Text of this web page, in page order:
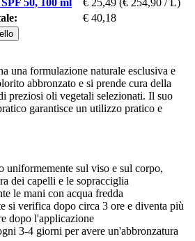
€ 40,18
una formulazione naturale esclusiva e
abbronzato e si prende cura della
preziosi oli vegetali selezionati. Il suo
garantisce un utilizzo pratico e
uniformemente sul viso e sul corpo,
dei capelli e le sopracciglia
le mani con acqua fredda
si verifica dopo circa 3 ore e diventa più
dopo l'applicazione
3-4 giorni per avere un'abbronzatura